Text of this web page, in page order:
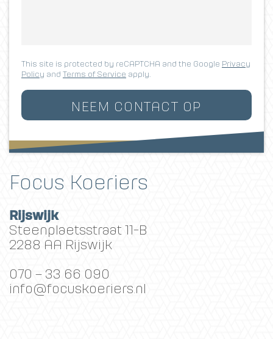
This site is protected by reCAPTCHA and the Google Privacy
Policy and Terms of Service apply.
Focus Koeriers
Rijswijk
Steenplaetsstraat 11-B
2288 AA Rijswijk
070 – 33 66 090
info@focuskoeriers.nl